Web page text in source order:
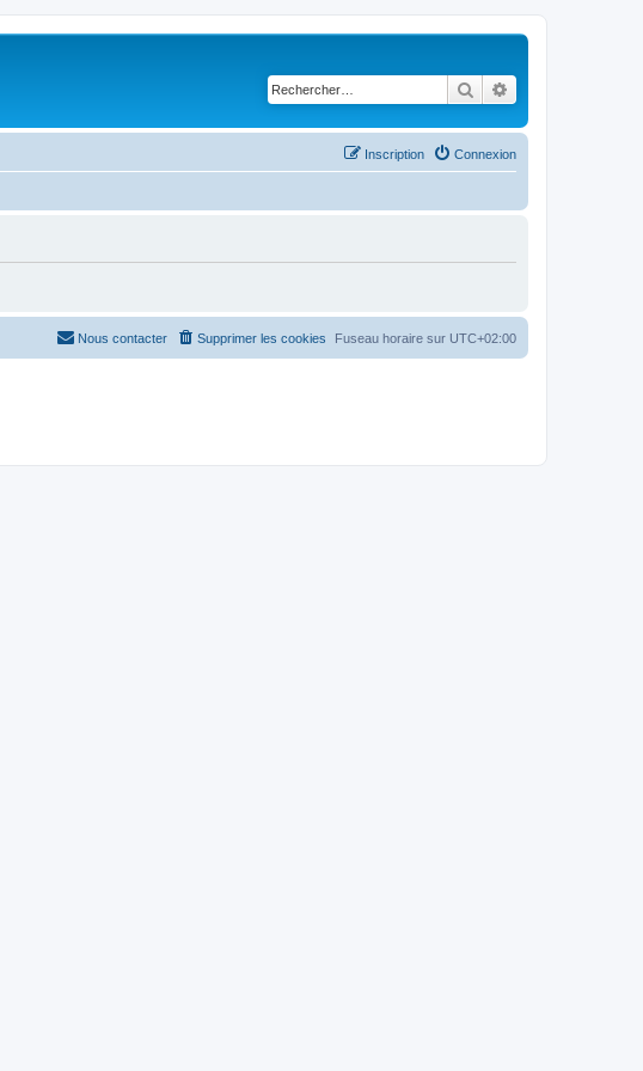
Rechercher
Connexion
Inscription
Fuseau horaire sur UTC+02:00
Supprimer les cookies
Nous contacter